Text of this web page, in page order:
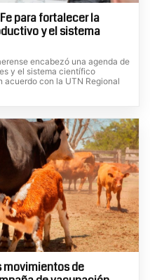
para fortalecer la
y el sistema
encabezó una agenda de
y el sistema científico
acuerdo con la UTN Regional
movimientos de